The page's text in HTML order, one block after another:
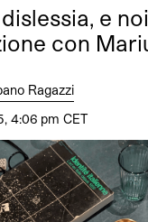
e
con
Ragazzi
4:06 pm CET